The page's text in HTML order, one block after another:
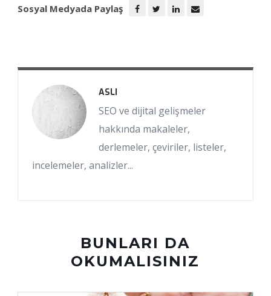
Sosyal Medyada Paylaş
ASLI
SEO ve dijital gelişmeler
hakkında makaleler,
derlemeler, çeviriler, listeler,
incelemeler, analizler...
BUNLARI DA
OKUMALISINIZ